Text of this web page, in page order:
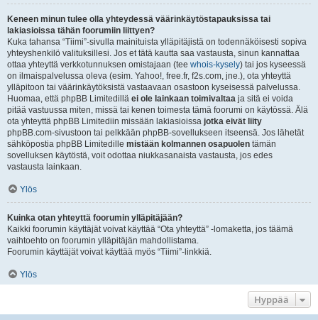
Keneen minun tulee olla yhteydessä väärinkäytöstapauksissa tai
lakiasioissa tähän foorumiin liittyen?
Kuka tahansa “Tiimi”-sivulla mainituista ylläpitäjistä on todennäköisesti sopiva
yhteyshenkilö valituksillesi. Jos et tätä kautta saa vastausta, sinun kannattaa
ottaa yhteyttä verkkotunnuksen omistajaan (tee whois-kysely) tai jos kyseessä
on ilmaispalvelussa oleva (esim. Yahoo!, free.fr, f2s.com, jne.), ota yhteyttä
ylläpitoon tai väärinkäytöksistä vastaavaan osastoon kyseisessä palvelussa.
Huomaa, että phpBB Limitedillä ei ole lainkaan toimivaltaa ja sitä ei voida
pitää vastuussa miten, missä tai kenen toimesta tämä foorumi on käytössä. Älä
ota yhteyttä phpBB Limitediin missään lakiasioissa jotka eivät liity
phpBB.com-sivustoon tai pelkkään phpBB-sovellukseen itseensä. Jos lähetät
sähköpostia phpBB Limitedille mistään kolmannen osapuolen tämän
sovelluksen käytöstä, voit odottaa niukkasanaista vastausta, jos edes
vastausta lainkaan.
Ylös
Kuinka otan yhteyttä foorumin ylläpitäjään?
Kaikki foorumin käyttäjät voivat käyttää “Ota yhteyttä” -lomaketta, jos täämä
vaihtoehto on foorumin ylläpitäjän mahdollistama.
Foorumin käyttäjät voivat käyttää myös “Tiimi”-linkkiä.
Ylös
Hyppää